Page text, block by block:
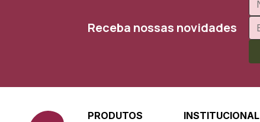
Receba nossas novidades
PRODUTOS
INSTITUCIONAL